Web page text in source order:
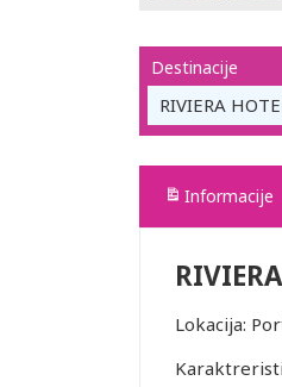
Destinacije
RIVIERA
Informacije
Lokacija: